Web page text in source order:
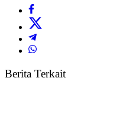
Berita Terkait